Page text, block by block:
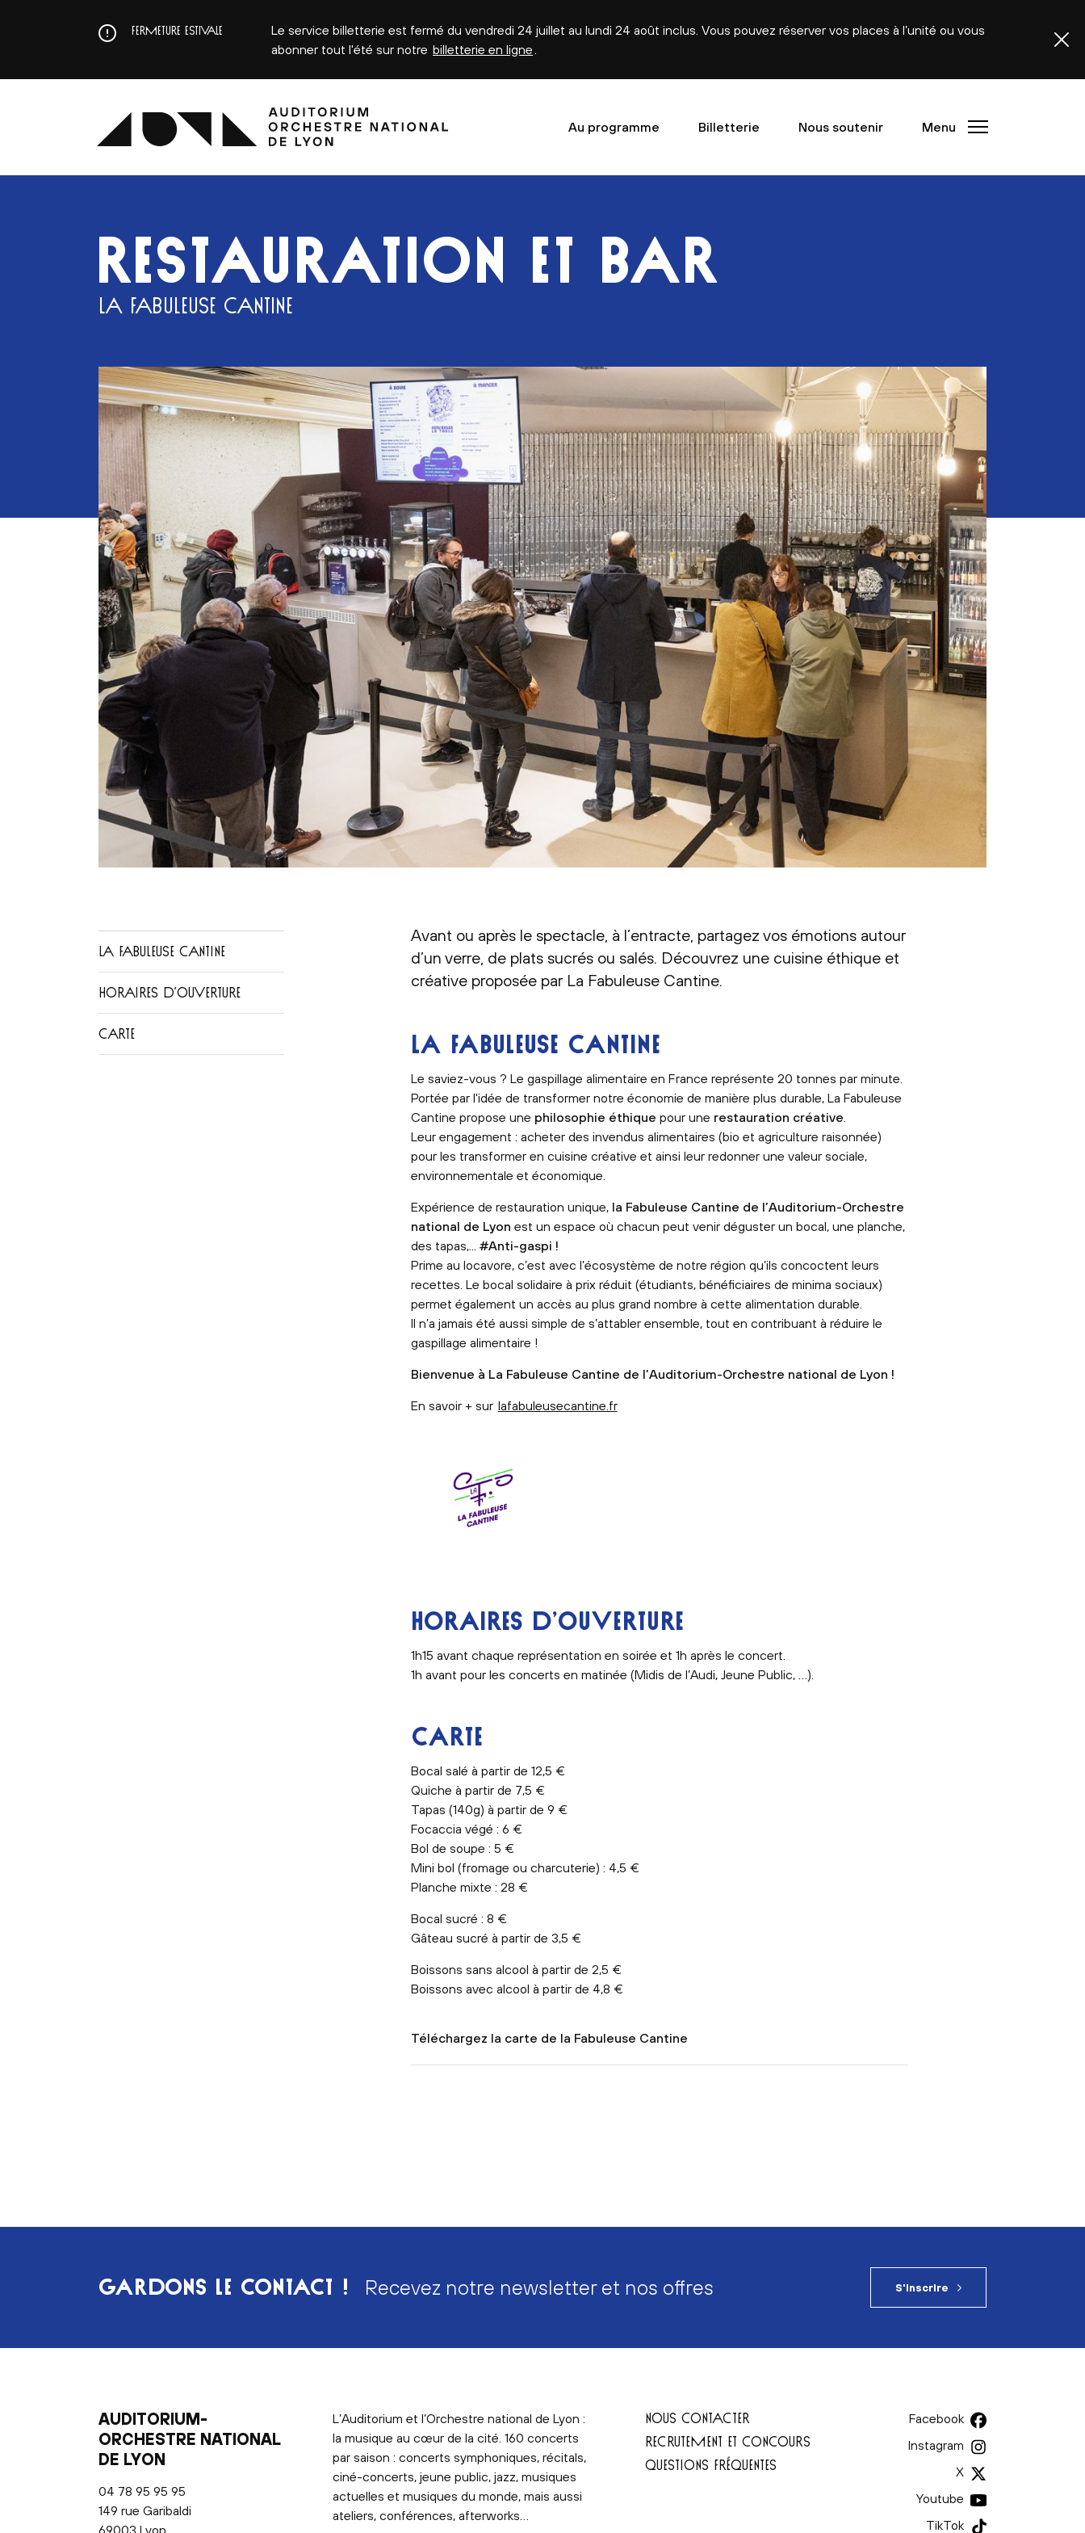
FERMETURE ESTIVALE
Le service billetterie est fermé du vendredi 24 juillet au lundi 24 août inclus. Vous pouvez réserver vos places à l’unité ou vous
abonner tout l'été sur notre billetterie en ligne
Au programme Billetterie Nous soutenir Menu
RESTAURATION ET BAR
LA FABULEUSE CANTINE
LA FABULEUSE CANTINE
HORAIRES D’OUVERTURE
CARTE
Avant ou après le spectacle, à l’entracte, partagez vos émotions autour
d’un verre, de plats sucrés ou salés. Découvrez une cuisine éthique et
créative proposée par La Fabuleuse Cantine.
LA FABULEUSE CANTINE
Le saviez-vous ? Le gaspillage alimentaire en France représente 20 tonnes par minute.
Portée par l'idée de transformer notre économie de manière plus durable, La Fabuleuse
Cantine propose une philosophie éthique pour une restauration créative
Leur engagement : acheter des invendus alimentaires (bio et agriculture raisonnée)
pour les transformer en cuisine créative et ainsi leur redonner une valeur sociale,
environnementale et économique.
Expérience de restauration unique,la Fabuleuse Cantine de l’Auditorium-Orchestre
national de Lyon est un espace où chacun peut venir déguster un bocal, une planche,
des tapas,... #Anti-gaspi !
Prime au locavore, c’est avec l’écosystème de notre région qu’ils concoctent leurs
recettes. Le bocal solidaire à prix réduit (étudiants, bénéficiaires de minima sociaux)
permet également un accès au plus grand nombre à cette alimentation durable.
Il n’a jamais été aussi simple de s’attabler ensemble, tout en contribuant à réduire le
gaspillage alimentaire !
Bienvenue à La Fabuleuse Cantine de l’Auditorium-Orchestre national de Lyon !
En savoir + sur lafabuleusecantine.fr
HORAIRES D’OUVERTURE
1h15 avant chaque représentation en soirée et 1h après le concert.
1h avant pour les concerts en matinée (Midis de l’Audi, Jeune Public, …).
CARTE
Bocal salé à partir de 12,5 €
Quiche à partir de 7,5 €
Tapas (140g) à partir de 9 €
Focaccia végé : 6 €
Bol de soupe : 5 €
Mini bol (fromage ou charcuterie) : 4,5 €
Planche mixte : 28 €
Bocal sucré : 8 €
Gâteau sucré à partir de 3,5 €
Boissons sans alcool à partir de 2,5 €
Boissons avec alcool à partir de 4,8 €
Téléchargez la carte de la Fabuleuse Cantine
GARDONS LE CONTACT ! Recevez notre newsletter et nos offres S'inscrire
AUDITORIUM-
ORCHESTRE NATIONAL
DE LYON
04 78 95 95 95
149 rue Garibaldi
69003 Lyon
L’Auditorium et l’Orchestre national de Lyon :
la musique au cœur de la cité. 160 concerts
par saison : concerts symphoniques, récitals,
ciné-concerts, jeune public, jazz, musiques
actuelles et musiques du monde, mais aussi
ateliers, conférences, afterworks…
NOUS CONTACTER
RECRUTEMENT ET CONCOURS
QUESTIONS FRÉQUENTES
Facebook
Instagram
X
Youtube
TikTok